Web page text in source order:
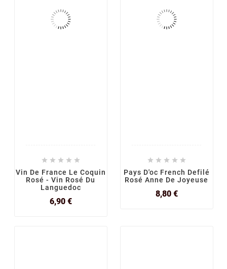
    
Vin De France Le Coquin
Rosé - Vin Rosé Du
Languedoc
6,90 €Prix
    
Pays D'oc French Defilé
Rosé Anne De Joyeuse
8,80 €Prix